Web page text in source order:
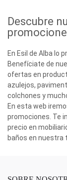
Descubre
En Esil de Alba lo
Benefíciate de
ofertas en
azulejos,
colchones y
En esta web
promociones. Te
precio en
baños en nuestra